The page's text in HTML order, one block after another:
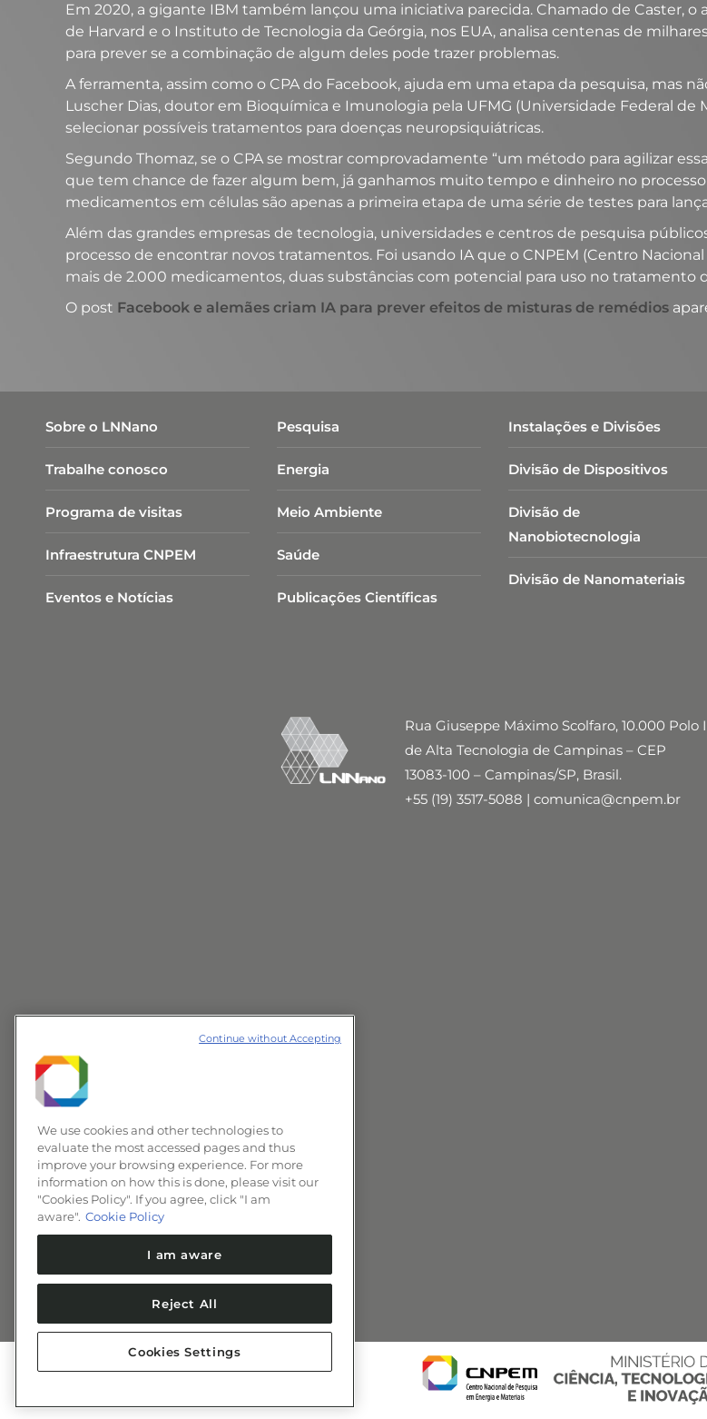
Em 2020, a gigante IBM também lançou uma iniciativa parecida. Chamado de Caster,
de Harvard e o Instituto de Tecnologia da Geórgia, nos EUA, analisa centenas de
para prever se a combinação de algum deles pode trazer problemas.
A ferramenta, assim como o CPA do Facebook, ajuda em uma etapa da pesquisa, mas
Luscher Dias, doutor em Bioquímica e Imunologia pela UFMG (Universidade Federal de
selecionar possíveis tratamentos para doenças neuropsiquiátricas.
Segundo Thomaz, se o CPA se mostrar comprovadamente “um método para agilizar
que tem chance de fazer algum bem, já ganhamos muito tempo e dinheiro no
medicamentos em células são apenas a primeira etapa de uma série de testes para
Além das grandes empresas de tecnologia, universidades e centros de pesquisa
processo de encontrar novos tratamentos. Foi usando IA que o CNPEM (Centro
mais de 2.000 medicamentos, duas substâncias com potencial para uso no tratamento
O post Facebook e alemães criam IA para prever efeitos de misturas de remédios
Sobre o LNNano
Trabalhe conosco
Programa de visitas
Infraestrutura CNPEM
Eventos e Notícias
Pesquisa
Energia
Meio Ambiente
Saúde
Publicações Científicas
Instalações e Divisões
Divisão de Dispositivos
Divisão de
Nanobiotecnologia​
Divisão de Nanomateriais
Rua Giuseppe Máximo Scolfaro, 10.000 Polo
de Alta Tecnologia de Campinas – CEP
13083-100 – Campinas/SP, Brasil.
+55 (19) 3517-5088 | comunica@cnpem.br
We use cookies and other technologies to
evaluate the most accessed pages and thus
improve your browsing experience. For more
information on how this is done, please visit our
"Cookies Policy". If you agree, click "I am
aware". Cookie Policy
I am aware
Reject All
Cookies Settings
Continue without Accepting